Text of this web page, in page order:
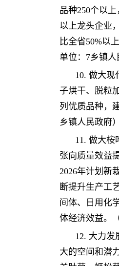
品种250个以
以上龙头企业
比全省50%以
单位：7乡镇人
10. 做大现
子烘干、脱粒
列优质品种，
乡镇人民政府）
11. 做大桉
张向质量效益
2026年计划新
断提升生产工
间体、日用化
体经济效益。
12. 大力发
大的空间和潜